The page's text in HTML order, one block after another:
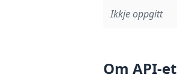
Ikkje oppgitt
Om API-et